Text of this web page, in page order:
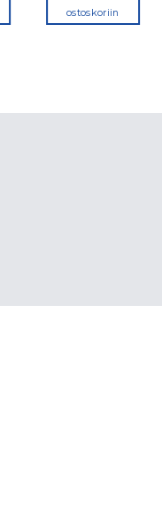
ostoskoriin